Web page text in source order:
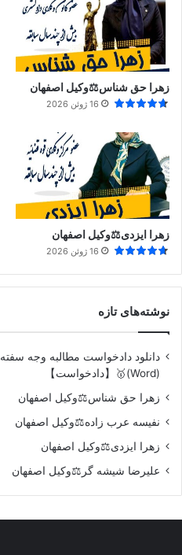
زهرا حق شناس⚖️وکیل اصفهان
16 ژوئن 2026
زهرا ایزدی⚖️وکیل اصفهان
16 ژوئن 2026
نوشته‌های تازه
دانلود دادخواست مطالبه وجه
(Word)🥇【دادخواست】
زهرا حق شناس⚖️وکیل اصفهان
نفیسه عرب زاده⚖️وکیل اصفهان
زهرا ایزدی⚖️وکیل اصفهان
علیرضا شیشه گر⚖️وکیل اصفهان